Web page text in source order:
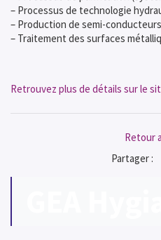
– Processus de technologie
– Production de semi-conducteurs
– Traitement des surfaces
Retrouvez plus de détails sur le
Retour
Partager :